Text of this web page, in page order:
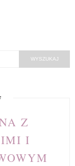
Z
I